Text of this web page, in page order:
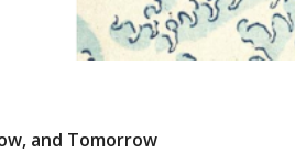
and Tomorrow